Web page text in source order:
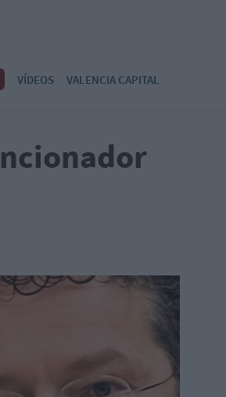
VÍDEOS VALENCIA CAPITAL